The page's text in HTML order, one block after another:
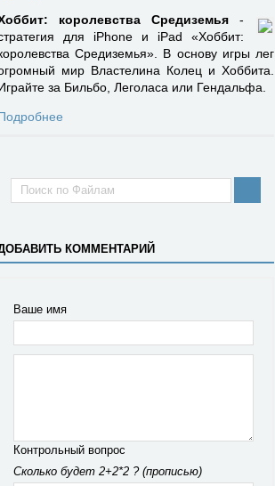
королевства Средиземья -
для iPhone и iPad «Хоббит:
Средиземья». В основу игры лег
мир Властелина Колец и Хоббита.
за Бильбо, Леголаса или Гендальфа.
КОММЕНТАРИЙ
Ваше имя
Контрольный вопрос
Сколько будет 2+2*2 ? (прописью)